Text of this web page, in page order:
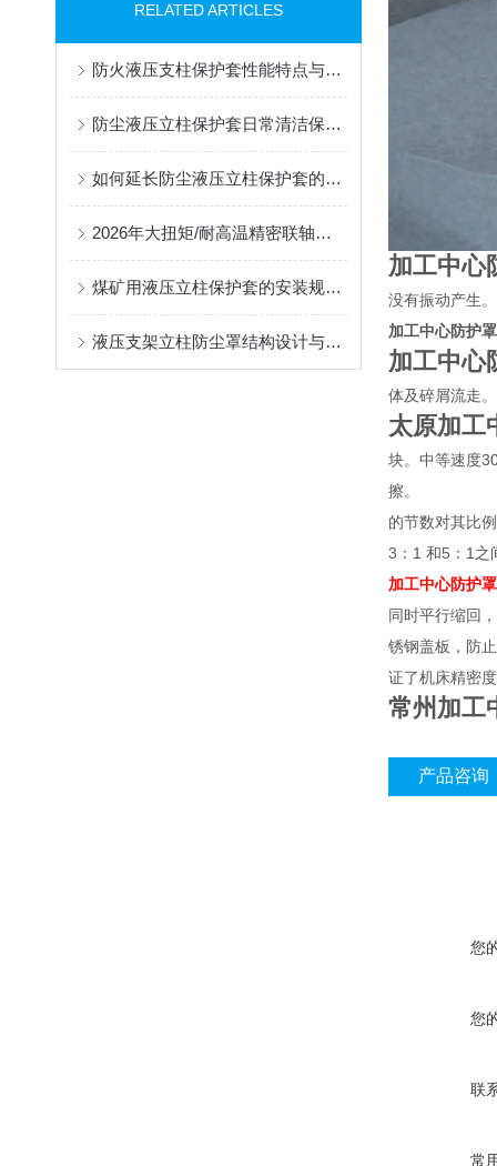
RELATED ARTICLES
防火液压支柱保护套性能特点与阻燃防护应用
防尘液压立柱保护套日常清洁保养与更换规范
如何延长防尘液压立柱保护套的使用寿命？
2026年大扭矩/耐高温精密联轴器定制找哪家？能实现精准定制的优质厂家盘点
煤矿用液压立柱保护套的安装规范与使用寿命提升方案
液压支架立柱防尘罩结构设计与密封防护原理
加工中心
没有振动产生。
加工中心防护罩
加工中心
体及碎屑流走。
太原加工
块。中等速度
擦。
的节数对其比
3：1 和5：1之
加工中心防护罩
同时平行缩回
锈钢盖板，防
证了机床精密
常州加工
产品咨询
您
您
联
常